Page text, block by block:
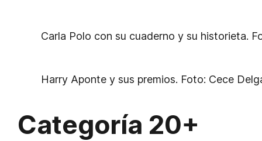
Carla Polo con su cuaderno y su historieta.
Harry Aponte y sus premios. Foto: Cece
Categoría 20+